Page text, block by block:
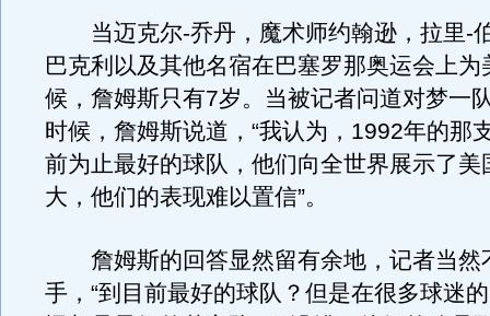
当迈克尔-乔丹，魔术师约翰逊，拉里-
巴克利以及其他名宿在巴塞罗那奥运会上为
候，詹姆斯只有7岁。当被记者问道对梦一
时候，詹姆斯说道，“我认为，1992年的那
前为止最好的球队，他们向全世界展示了美
大，他们的表现难以置信”。
詹姆斯的回答显然留有余地，记者当然
手，“到目前最好的球队？但是在很多球迷